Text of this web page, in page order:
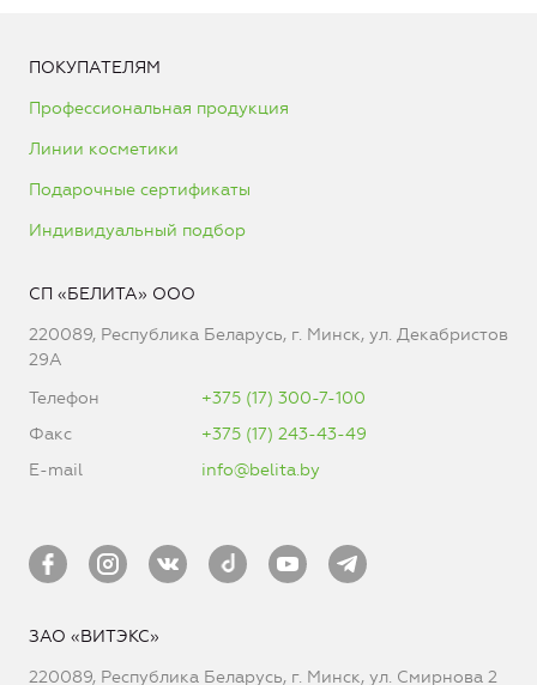
ПОКУПАТЕЛЯМ
Профессиональная продукция
Линии косметики
Подарочные сертификаты
Индивидуальный подбор
СП «БЕЛИТА» ООО
220089, Республика Беларусь, г. Минск, ул. Декабристов
29А
Телефон
+375 (17) 300-7-100
Факс
+375 (17) 243-43-49
E-mail
info@belita.by
ЗАО «ВИТЭКС»
220089, Республика Беларусь, г. Минск, ул. Смирнова 2